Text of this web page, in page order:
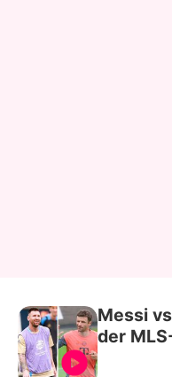
Messi
der